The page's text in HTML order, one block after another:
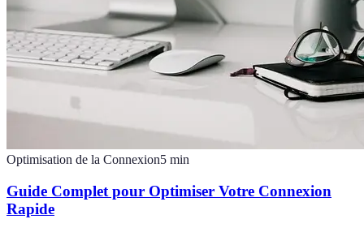
Optimisation de la Connexion5 min
Guide Complet pour Optimiser Votre Connexion
Rapide